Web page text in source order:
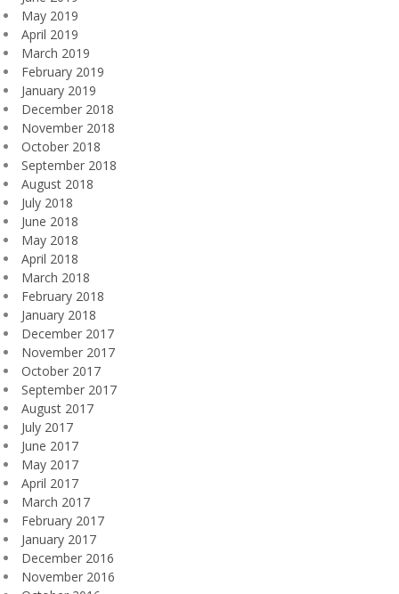
May 2019
April 2019
March 2019
February 2019
January 2019
December 2018
November 2018
October 2018
September 2018
August 2018
July 2018
June 2018
May 2018
April 2018
March 2018
February 2018
January 2018
December 2017
November 2017
October 2017
September 2017
August 2017
July 2017
June 2017
May 2017
April 2017
March 2017
February 2017
January 2017
December 2016
November 2016